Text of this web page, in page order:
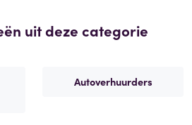
uit deze categorie
Autoverhuurders